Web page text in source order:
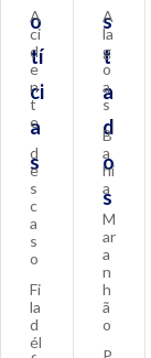
o
tí
ci
a
s
A
ci
d
e
n
t
e
d
e
s
c
a
s
o
Fi
la
d
él
s
t
a
d
o
s
A
la
g
o
a
s
B
a
hi
a
M
ar
a
n
h
ã
o